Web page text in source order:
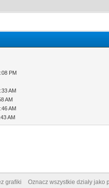
PM
AM
AM
AM
AM
grafiki Oznacz wszystkie działy jako